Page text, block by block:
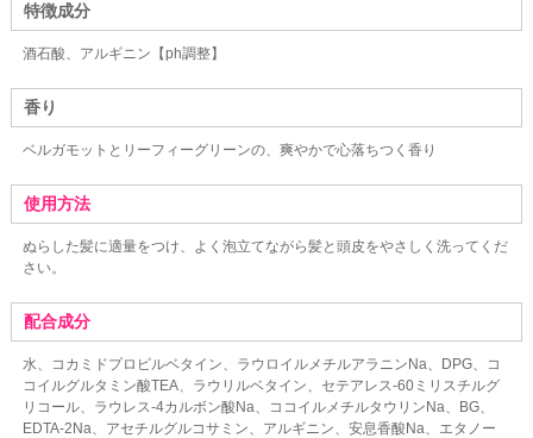
特徴成分
酒石酸、アルギニン【ph調整】
香り
ベルガモットとリーフィーグリーンの、爽やかで心落ちつく香り
使用方法
ぬらした髪に適量をつけ、よく泡立てながら髪と頭皮をやさしく洗ってくだ
さい。
配合成分
水、コカミドプロピルベタイン、ラウロイルメチルアラニンNa、DPG、コ
コイルグルタミン酸TEA、ラウリルベタイン、セテアレス-60ミリスチルグ
リコール、ラウレス-4カルボン酸Na、ココイルメチルタウリンNa、BG、
EDTA-2Na、アセチルグルコサミン、アルギニン、安息香酸Na、エタノー